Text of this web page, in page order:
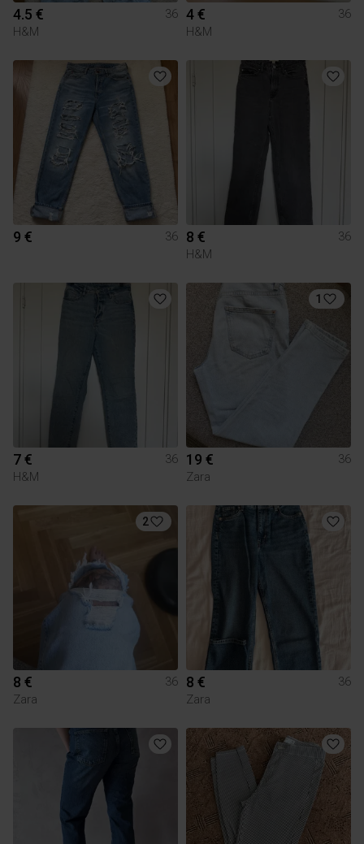
4.5 €
36
H&M
4 €
36
H&M
9 € 36 8 €
36
H&M
7 €
36
H&M
1
19 €
36
Zara
2
8 €
36
Zara
8 €
36
Zara